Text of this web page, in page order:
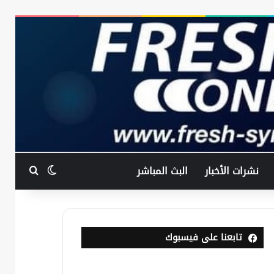
نشرات الأخبار البث المباشر الوضعبحث
تابعنا على فيسبوك